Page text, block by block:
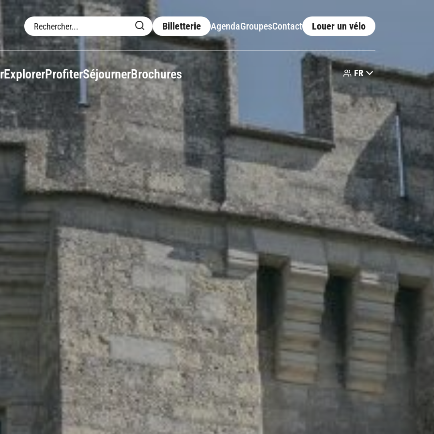
Billetterie AgendaGroupesContact Louer un vélo
Nature d'exception
Explorer
La Voie verte Villes et villages
Profiter
Escape
forest
Consommer local
Marchés Producteurs Savoir-faire
Séjourner
Lieux de réception Restauration Idées séjours
Brochures FR